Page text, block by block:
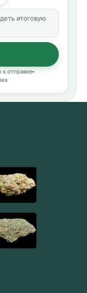
итоговую
к отправке